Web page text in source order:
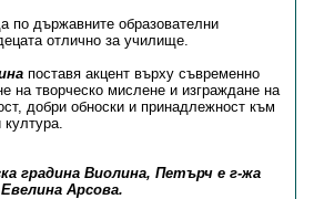
по държавните образователни
отлично за училище.
поставя акцент върху съвременно
на творческо мислене и изграждане на
добри обноски и принадлежност към
култура.
градина Виолина, Петърч е г-жа
Евелина Арсова.